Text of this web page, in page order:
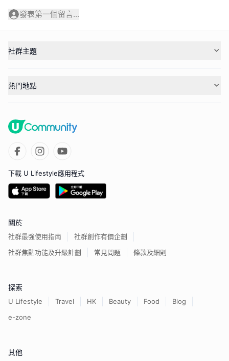
發表第一個留言...
社群主題
熱門地點
下載 U Lifestyle應用程式
關於
社群最強使用指南
社群創作有價企劃
社群焦點功能及升級計劃
常見問題 條款及細則
探索
U Lifestyle Travel HK Beauty Food
Blog
e-zone
其他